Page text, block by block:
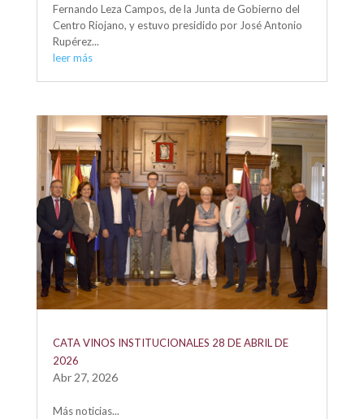
Fernando Leza Campos, de la Junta de Gobierno del
Centro Riojano, y estuvo presidido por José Antonio
Rupérez...
leer más
CATA VINOS INSTITUCIONALES 28 DE ABRIL DE
2026
Abr 27, 2026
Más noticias...